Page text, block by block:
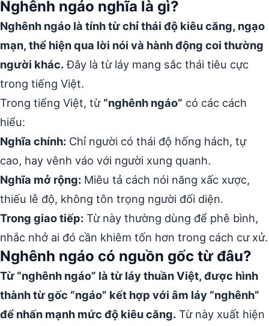
Nghênh ngáo nghĩa là gì?
Nghênh ngáo là tính từ chỉ thái độ kiêu căng, ngạo
mạn, thể hiện qua lời nói và hành động coi thường
người khác.Đây là từ láy mang sắc thái tiêu cực
trong tiếng Việt.
Trong tiếng Việt, từ “nghênh ngáo” có các cách
hiểu:
Nghĩa chính: Chỉ người có thái độ hống hách, tự
cao, hay vênh váo với người xung quanh.
Nghĩa mở rộng: Miêu tả cách nói năng xấc xược,
thiếu lễ độ, không tôn trọng người đối diện.
Trong giao tiếp: Từ này thường dùng để phê bình,
nhắc nhở ai đó cần khiêm tốn hơn trong cách cư xử.
Nghênh ngáo có nguồn gốc từ đâu?
Từ “nghênh ngáo” là từ láy thuần Việt, được hình
thành từ gốc “ngáo” kết hợp với âm láy “nghênh”
để nhấn mạnh mức độ kiêu căng. Từ này xuất hiện